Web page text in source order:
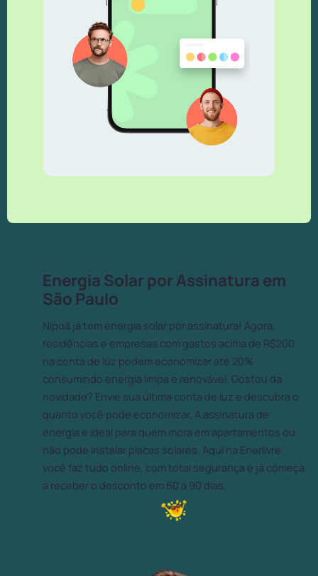
Energia Solar por Assinatura em
São Paulo
Nipoã já tem energia solar por assinatura! Agora,
residências e empresas com gastos acima de R$200
na conta de luz podem economizar até 20%
consumindo energia limpa e renovável. Gostou da
novidade? Envie sua última conta de luz e descubra o
quanto você pode economizar. A assinatura de
energia é ideal para quem mora em apartamentos ou
não pode instalar placas solares. Aqui na Enerlivre
você faz tudo online, com total segurança e já começa
a receber o desconto em 60 a 90 dias.